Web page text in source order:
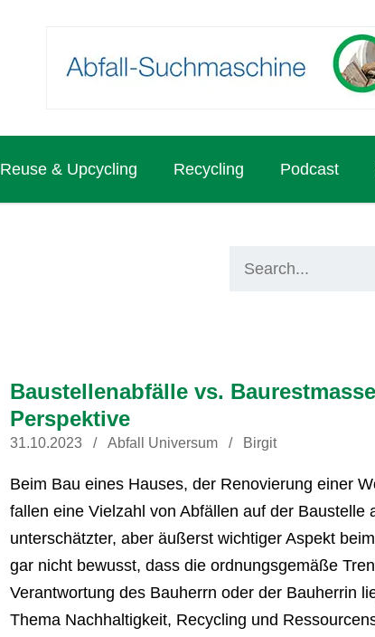
Reuse & Upcycling Recycling Podcast
Baustellenabfälle vs.
Perspektive
31.10.2023 Abfall Universum Birgit
Beim Bau eines Hauses, der Renovierung einer
fallen eine Vielzahl von Abfällen auf der
unterschätzter, aber äußerst wichtiger Aspekt
gar nicht bewusst, dass die ordnungsgemäße
Verantwortung des Bauherrn oder der Bauherrin
Thema Nachhaltigkeit, Recycling und